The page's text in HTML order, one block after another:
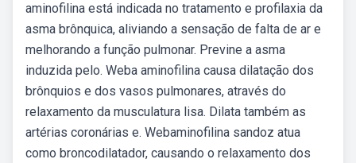
aminofilina está indicada no tratamento e profilaxia da
asma brônquica, aliviando a sensação de falta de ar e
melhorando a função pulmonar. Previne a asma
induzida pelo. Weba aminofilina causa dilatação dos
brônquios e dos vasos pulmonares, através do
relaxamento da musculatura lisa. Dilata também as
artérias coronárias e. Webaminofilina sandoz atua
como broncodilatador, causando o relaxamento dos